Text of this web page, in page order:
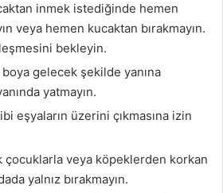
inmek istediğinde hemen
veya hemen kucaktan bırakmayın.
bekleyin.
gelecek şekilde yanına
yatmayın.
eşyaların üzerini çıkmasına izin
çocuklarla veya köpeklerden korkan
yalnız bırakmayın.